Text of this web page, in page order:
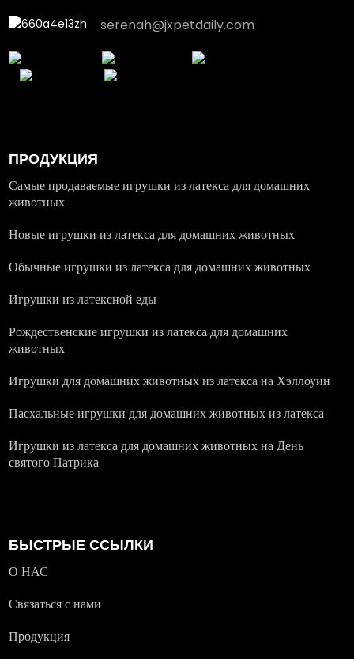
serenah@jxpetdaily.com
ПРОДУКЦИЯ
Самые продаваемые игрушки из латекса для домашних
животных
Новые игрушки из латекса для домашних животных
Обычные игрушки из латекса для домашних животных
Игрушки из латексной еды
Рождественские игрушки из латекса для домашних
животных
Игрушки для домашних животных из латекса на Хэллоуин
Пасхальные игрушки для домашних животных из латекса
Игрушки из латекса для домашних животных на День
святого Патрика
БЫСТРЫЕ ССЫЛКИ
О НАС
Связаться с нами
Продукция